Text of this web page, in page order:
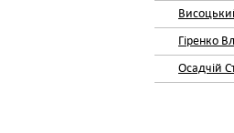
Гіренко
Осадчій